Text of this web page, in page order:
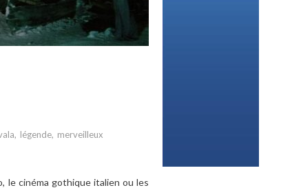
, légende, merveilleux
le cinéma gothique italien ou les